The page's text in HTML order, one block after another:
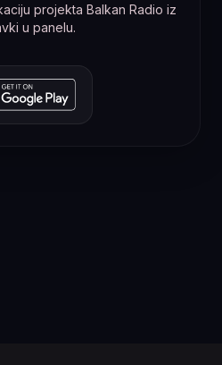
projekta Balkan Radio iz
u panelu.